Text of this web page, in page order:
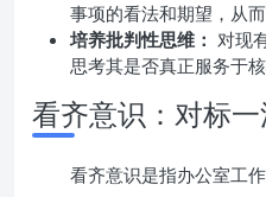
事项的看法和期望，从
培养批判性思维： 对现
思考其是否真正服务于
看齐意识：对标
看齐意识是指办公室工